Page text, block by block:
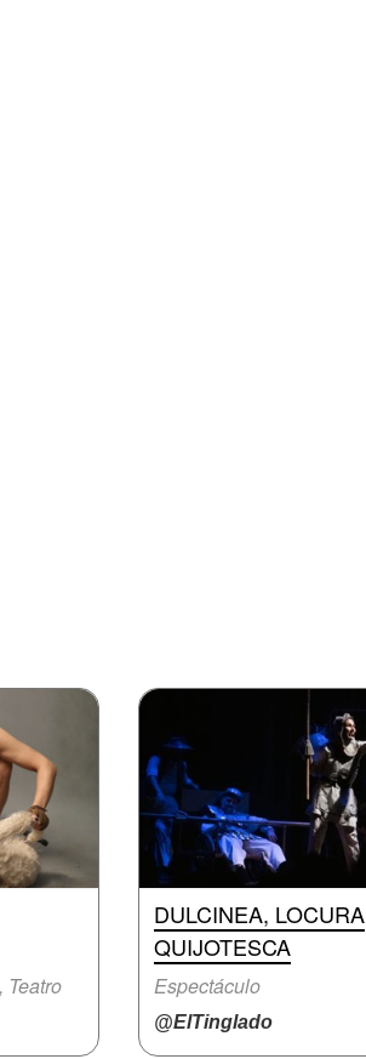
Teatro
DULCINEA, LOCURA
QUIJOTESCA
Espectáculo
@ElTinglado